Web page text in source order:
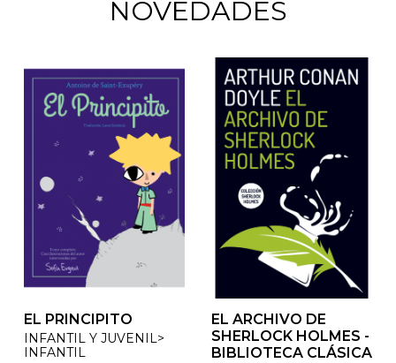
NOVEDADES
EL PRINCIPITO
INFANTIL Y JUVENIL>
INFANTIL
EL ARCHIVO DE
SHERLOCK HOLMES -
BIBLIOTECA CLÁSICA
EL ARCHIVO DE
SHERLOCK HOLMES -
BIBLIOTECA CLÁSICA